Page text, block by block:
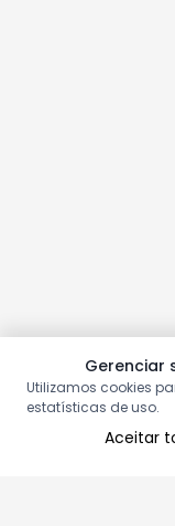
Gerenciar
Utilizamos cookies
estatísticas de uso.
Aceitar